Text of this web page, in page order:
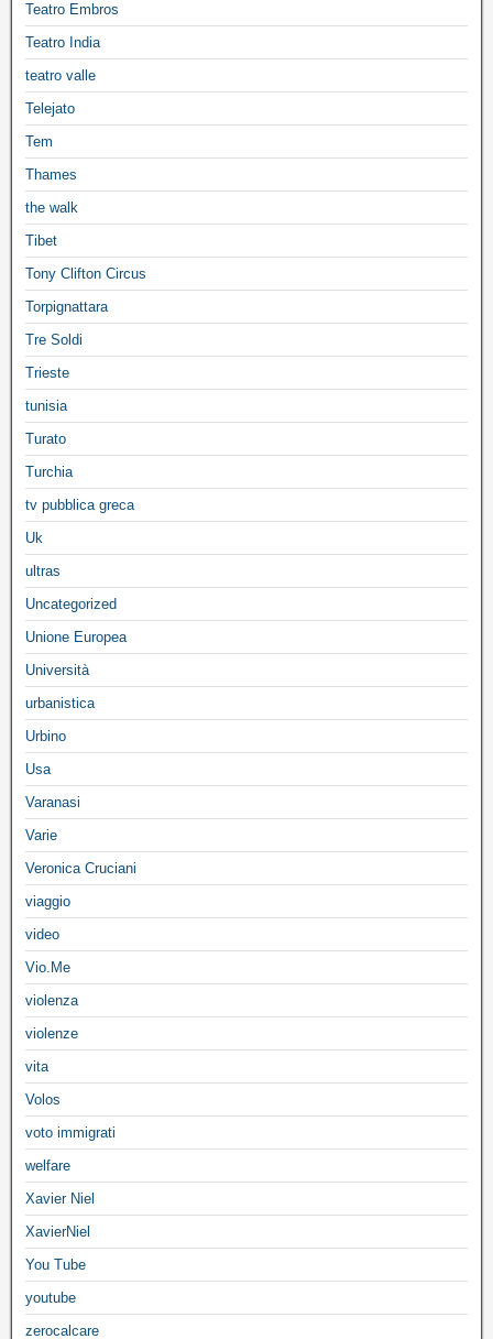
Teatro Embros
Teatro India
teatro valle
Telejato
Tem
Thames
the walk
Tibet
Tony Clifton Circus
Torpignattara
Tre Soldi
Trieste
tunisia
Turato
Turchia
tv pubblica greca
Uk
ultras
Uncategorized
Unione Europea
Università
urbanistica
Urbino
Usa
Varanasi
Varie
Veronica Cruciani
viaggio
video
Vio.Me
violenza
violenze
vita
Volos
voto immigrati
welfare
Xavier Niel
XavierNiel
You Tube
youtube
zerocalcare